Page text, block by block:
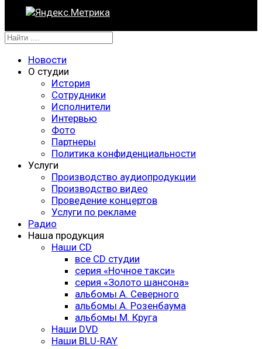
Новости
О студии
История
Сотрудники
Исполнители
Интервью
Фото
Партнеры
Политика конфиденциальности
Услуги
Производство аудиопродукции
Производство видео
Проведение концертов
Услуги по рекламе
Радио
Наша продукция
Наши CD
все CD студии
серия «Ночное такси»
серия «Золото шансона»
альбомы А. Северного
альбомы А. Розенбаума
альбомы М. Круга
Наши DVD
Наши BLU-RAY